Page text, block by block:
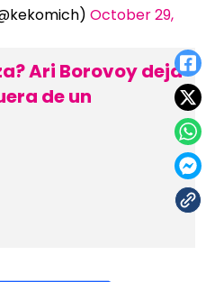
October 29,
Ari Borovoy deja
de un